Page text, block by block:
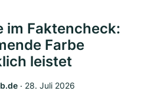
im Faktencheck:
Farbe
leistet
‧ 28. Juli 2026